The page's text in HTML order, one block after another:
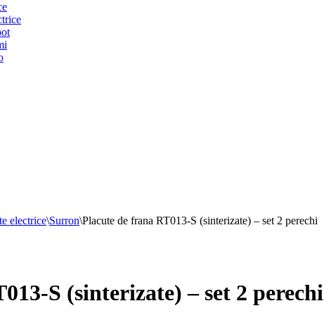
electrice\Surron\Placute de frana RT013-S (sinterizate) – set 2 perechi
S (sinterizate) – set 2 perechi